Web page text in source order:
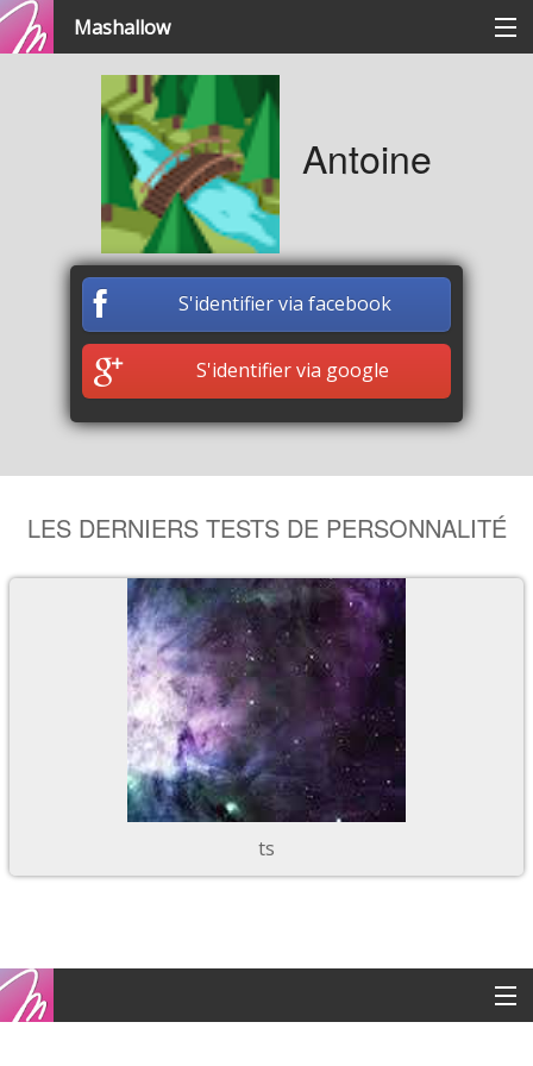
Mashallow
Se connecter / s'inscrire
Créer une battle
Créer un quizz
Antoine
S'identifier via facebook
S'identifier via google
LES DERNIERS TESTS DE PERSONNALITÉ
ts